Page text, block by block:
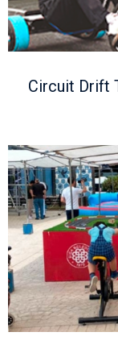
Circuit Drift